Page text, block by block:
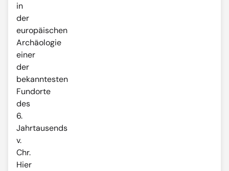
in
der
europäischen
Archäologie
einer
der
bekanntesten
Fundorte
des
6.
Jahrtausends
v.
Chr.
Hier